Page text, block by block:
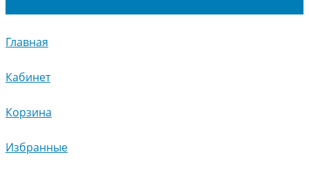
Главная
Кабинет
Корзина
Избранные